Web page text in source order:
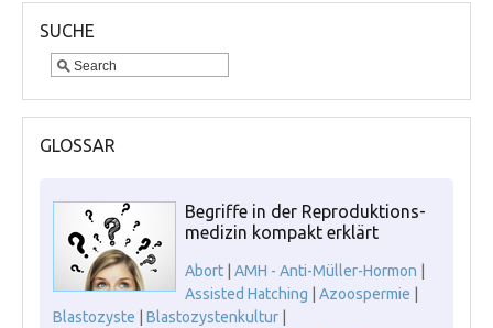
SUCHE
GLOSSAR
Begriffe in der Reproduktions-
medizin kompakt erklärt
Abort AMH - Anti-Müller-Hormon
Assisted Hatching
Azoospermie
Blastozyste
Blastozystenkultur